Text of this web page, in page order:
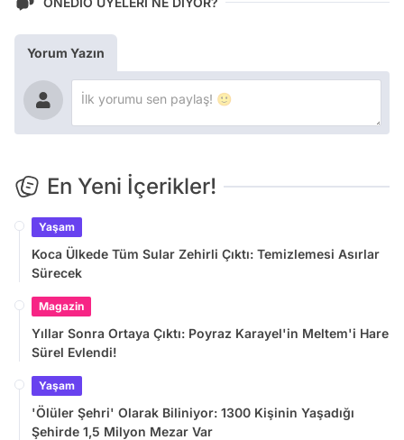
Yorum Yazın
En Yeni İçerikler!
Yaşam
Koca Ülkede Tüm Sular Zehirli Çıktı: Temizlemesi Asırlar
Sürecek
Magazin
Yıllar Sonra Ortaya Çıktı: Poyraz Karayel'in Meltem'i Hare
Sürel Evlendi!
Yaşam
'Ölüler Şehri' Olarak Biliniyor: 1300 Kişinin Yaşadığı
Şehirde 1,5 Milyon Mezar Var